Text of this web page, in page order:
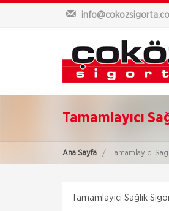
Tamamlayıcı
Ana Sayfa Tamamlayıcı
Tamamlayıcı Sağlık